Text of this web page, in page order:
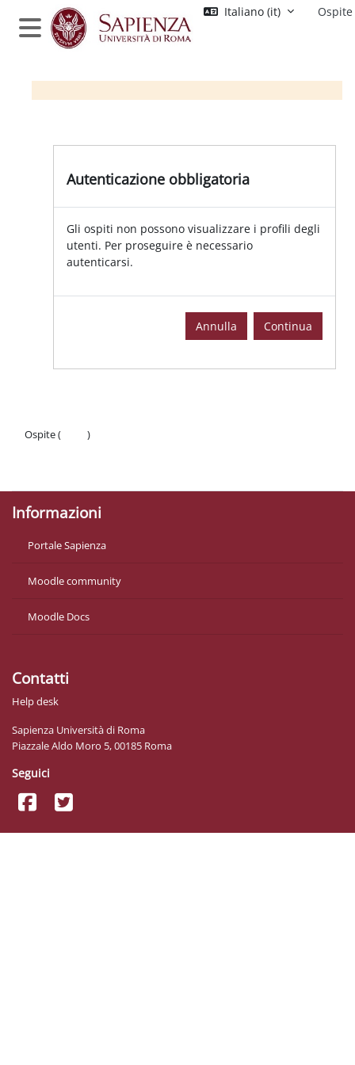
Vai al contenuto principale
Pannello laterale
Italiano ‎(it)‎ Ospite
Autenticazione obbligatoria
Gli ospiti non possono visualizzare i profili degli
utenti. Per proseguire è necessario
autenticarsi.
Annulla Continua
Ospite (
)
Informazioni
Portale Sapienza
Moodle community
Moodle Docs
Contatti
Help desk
Sapienza Università di Roma
Piazzale Aldo Moro 5, 00185 Roma
Seguici